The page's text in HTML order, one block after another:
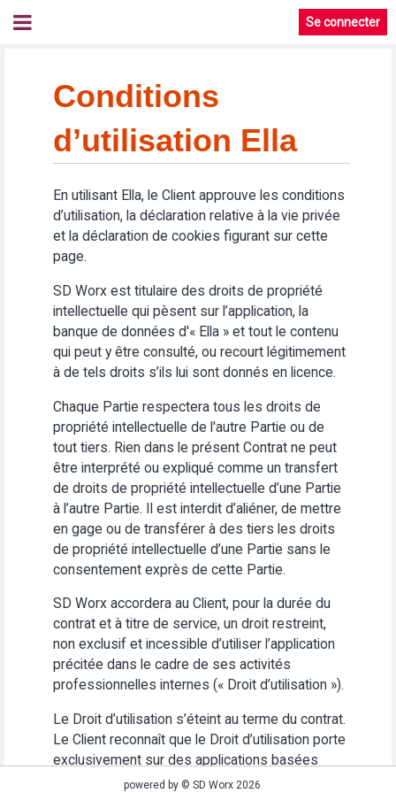
Se connecter
Conditions
d’utilisation Ella
En utilisant Ella, le Client approuve les conditions
d’utilisation, la déclaration relative à la vie privée
et la déclaration de cookies figurant sur cette
page.
SD Worx est titulaire des droits de propriété
intellectuelle qui pèsent sur l’application, la
banque de données d'« Ella » et tout le contenu
qui peut y être consulté, ou recourt légitimement
à de tels droits s’ils lui sont donnés en licence.
Chaque Partie respectera tous les droits de
propriété intellectuelle de l'autre Partie ou de
tout tiers. Rien dans le présent Contrat ne peut
être interprété ou expliqué comme un transfert
de droits de propriété intellectuelle d’une Partie
à l’autre Partie. Il est interdit d’aliéner, de mettre
en gage ou de transférer à des tiers les droits
de propriété intellectuelle d’une Partie sans le
consentement exprès de cette Partie.
SD Worx accordera au Client, pour la durée du
contrat et à titre de service, un droit restreint,
non exclusif et incessible d’utiliser l’application
précitée dans le cadre de ses activités
professionnelles internes (« Droit d’utilisation »).
Le Droit d’utilisation s’éteint au terme du contrat.
Le Client reconnaît que le Droit d’utilisation porte
exclusivement sur des applications basées
Web. Le Client s’abstiendra (i) d’utiliser
powered by © SD Worx 2026